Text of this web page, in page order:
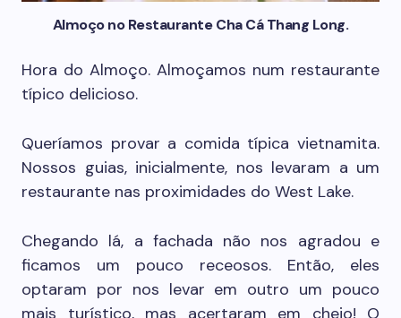
Almoço no Restaurante Cha Cá Thang Long.
Hora do Almoço. Almoçamos num restaurante
típico delicioso.
Queríamos provar a comida típica vietnamita.
Nossos guias, inicialmente, nos levaram a um
restaurante nas proximidades do West Lake.
Chegando lá, a fachada não nos agradou e
ficamos um pouco receosos. Então, eles
optaram por nos levar em outro um pouco
mais turístico, mas acertaram em cheio! O